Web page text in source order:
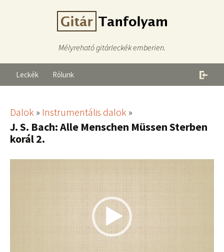
Mélyreható gitárleckék emberien.
Leckék Rólunk
Dalok » Instrumentális dalok »
J. S. Bach: Alle Menschen Müssen Sterben
korál 2.